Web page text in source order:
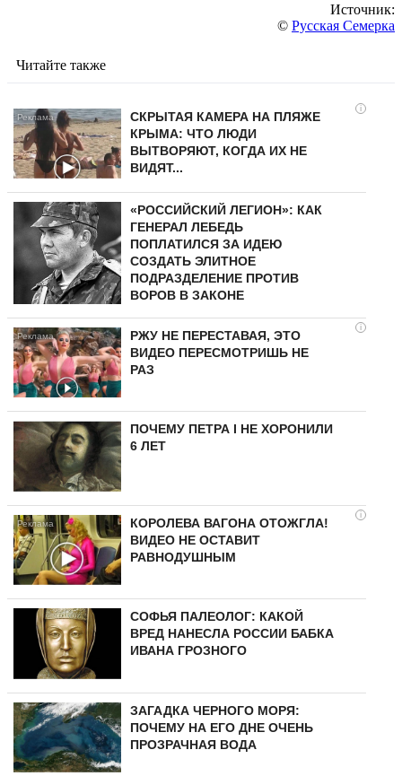
Источник:
© Русская Семерка
Читайте также
i
СКРЫТАЯ КАМЕРА НА ПЛЯЖЕ
КРЫМА: ЧТО ЛЮДИ
ВЫТВОРЯЮТ, КОГДА ИХ НЕ
ВИДЯТ...
«РОССИЙСКИЙ ЛЕГИОН»: КАК
ГЕНЕРАЛ ЛЕБЕДЬ
ПОПЛАТИЛСЯ ЗА ИДЕЮ
СОЗДАТЬ ЭЛИТНОЕ
ПОДРАЗДЕЛЕНИЕ ПРОТИВ
ВОРОВ В ЗАКОНЕ
i
РЖУ НЕ ПЕРЕСТАВАЯ, ЭТО
ВИДЕО ПЕРЕСМОТРИШЬ НЕ
РАЗ
ПОЧЕМУ ПЕТРА I НЕ ХОРОНИЛИ
6 ЛЕТ
i
КОРОЛЕВА ВАГОНА ОТОЖГЛА!
ВИДЕО НЕ ОСТАВИТ
РАВНОДУШНЫМ
СОФЬЯ ПАЛЕОЛОГ: КАКОЙ
ВРЕД НАНЕСЛА РОССИИ БАБКА
ИВАНА ГРОЗНОГО
ЗАГАДКА ЧЕРНОГО МОРЯ:
ПОЧЕМУ НА ЕГО ДНЕ ОЧЕНЬ
ПРОЗРАЧНАЯ ВОДА